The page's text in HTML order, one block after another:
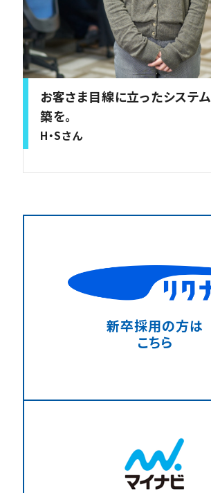
お客さま目線に立ったシステ
築を。
H・Sさん
新卒採用の方は
こちら